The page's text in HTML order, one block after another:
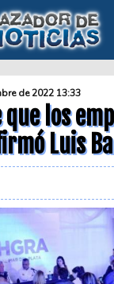
de 2022 13:33
que los
Luis